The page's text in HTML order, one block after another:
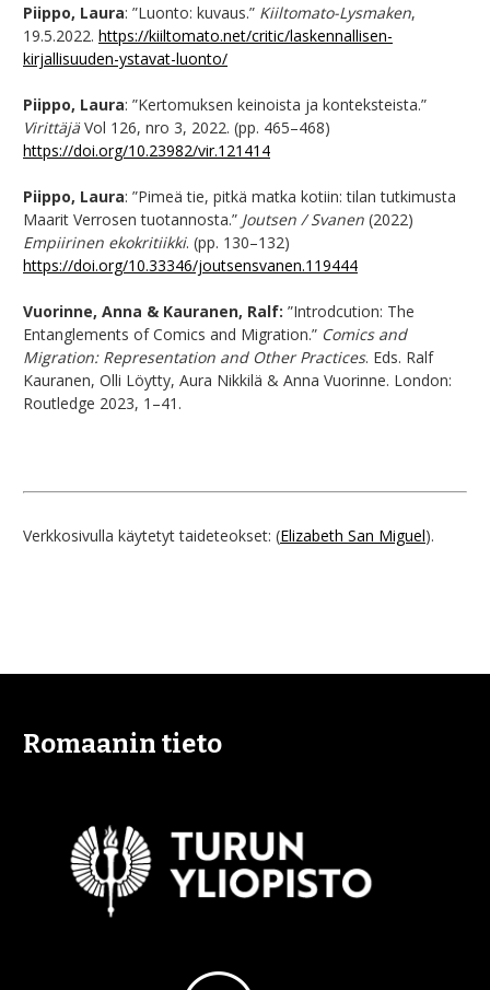
Piippo, Laura: ”Luonto: kuvaus.” Kiiltomato-Lysmaken,
19.5.2022. https://kiiltomato.net/critic/laskennallisen-
kirjallisuuden-ystavat-luonto/
Piippo, Laura: ”Kertomuksen keinoista ja konteksteista.”
Virittäjä Vol 126, nro 3, 2022. (pp. 465–468)
https://doi.org/10.23982/vir.121414
Piippo, Laura: ”Pimeä tie, pitkä matka kotiin: tilan tutkimusta
Maarit Verrosen tuotannosta.” Joutsen / Svanen (2022)
Empiirinen ekokritiikki. (pp. 130–132)
https://doi.org/10.33346/joutsensvanen.119444
Vuorinne, Anna & Kauranen, Ralf: ”Introdcution: The
Entanglements of Comics and Migration.” Comics and
Migration: Representation and Other Practices. Eds. Ralf
Kauranen, Olli Löytty, Aura Nikkilä & Anna Vuorinne. London:
Routledge 2023, 1–41.
Verkkosivulla käytetyt taideteokset: (Elizabeth San Miguel).
Romaanin tieto